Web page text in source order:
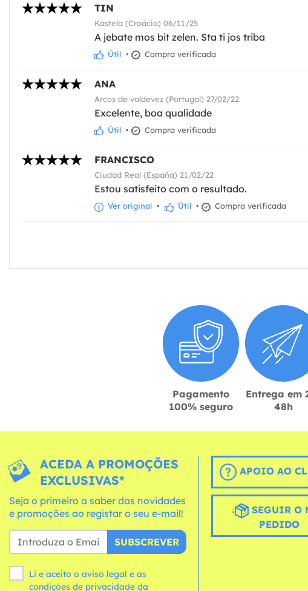
TIN
Kastela (Croácia) 06/11/25
A jebate mos bit zelen. Sta ti jos triba
Útil • Compra verificada
ANA
Arcos de valdevez (Portugal) 27/02/22
Excelente, boa qualidade
Útil • Compra verificada
FRANCISCO
Ciudad Real (España) 21/02/22
Estou satisfeito com o resultado.
Ver original • Útil • Compra verificada
Pagamento
100% seguro
Entrega em
48h
ACEDA A PROMOÇÕES
EXCLUSIVAS*
Seja o primeiro a saber das novidades
e promoções ao registar o seu e-mail!
SUBSCREVER
Li e aceito o aviso legal e as
condições
APOIO AO
SEGUIR O
PEDIDO